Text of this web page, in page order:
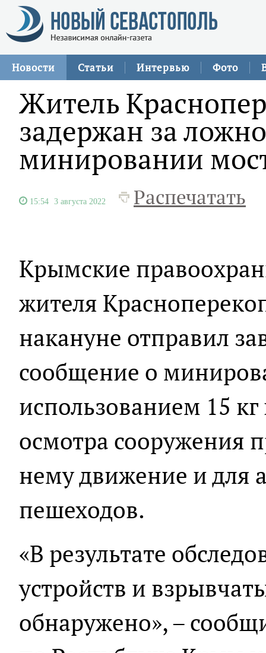
Новости Статьи Интервью Фото
Житель
задержан за
минировании
15:54 3 августа 2022 Распечатать
Крымские
жителя
накануне отправил
сообщение о
использованием 15
осмотра сооружения
нему движение и для
пешеходов.
«В результате
устройств и
обнаружено», –